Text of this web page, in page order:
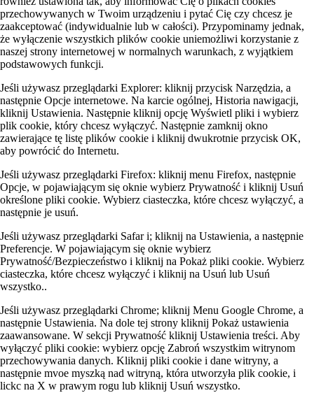
przechowywanych w Twoim urządzeniu i pytać Cię czy chcesz je
zaakceptować (indywidualnie lub w całości). Przypominamy jednak,
że wyłączenie wszystkich plików cookie uniemożliwi korzystanie z
naszej strony internetowej w normalnych warunkach, z wyjątkiem
podstawowych funkcji.
Jeśli używasz przeglądarki Explorer: kliknij przycisk Narzędzia, a
następnie Opcje internetowe. Na karcie ogólnej, Historia nawigacji,
kliknij Ustawienia. Następnie kliknij opcję Wyświetl pliki i wybierz
plik cookie, który chcesz wyłączyć. Następnie zamknij okno
zawierające tę listę plików cookie i kliknij dwukrotnie przycisk OK,
aby powrócić do Internetu.
Jeśli używasz przeglądarki Firefox: kliknij menu Firefox, następnie
Opcje, w pojawiającym się oknie wybierz Prywatność i kliknij Usuń
określone pliki cookie. Wybierz ciasteczka, które chcesz wyłączyć, a
następnie je usuń.
Jeśli używasz przeglądarki Safar i; kliknij na Ustawienia, a następnie
Preferencje. W pojawiającym się oknie wybierz
Prywatność/Bezpieczeństwo i kliknij na Pokaż pliki cookie. Wybierz
ciasteczka, które chcesz wyłączyć i kliknij na Usuń lub Usuń
wszystko..
Jeśli używasz przeglądarki Chrome; kliknij Menu Google Chrome, a
następnie Ustawienia. Na dole tej strony kliknij Pokaż ustawienia
zaawansowane. W sekcji Prywatność kliknij Ustawienia treści. Aby
wyłączyć pliki cookie: wybierz opcję Zabroń wszystkim witrynom
przechowywania danych. Kliknij pliki cookie i dane witryny, a
następnie mvoe myszką nad witryną, która utworzyła plik cookie, i
lickc na X w prawym rogu lub kliknij Usuń wszystko.